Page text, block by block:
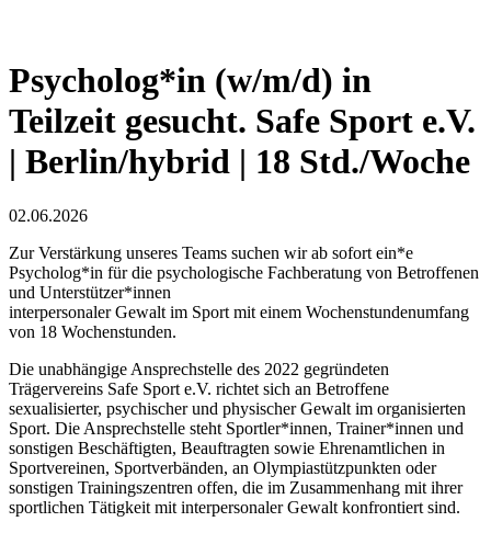
Psycholog*in (w/m/d) in
Teilzeit gesucht. Safe Sport e.V.
| Berlin/hybrid | 18 Std./Woche
02.06.2026
Zur Verstärkung unseres Teams suchen wir ab sofort ein*e
Psycholog*in für die psychologische Fachberatung von Betroffenen
und Unterstützer*innen
interpersonaler Gewalt im Sport mit einem Wochenstundenumfang
von 18 Wochenstunden.
Die unabhängige Ansprechstelle des 2022 gegründeten
Trägervereins Safe Sport e.V. richtet sich an Betroffene
sexualisierter, psychischer und physischer Gewalt im organisierten
Sport. Die Ansprechstelle steht Sportler*innen, Trainer*innen und
sonstigen Beschäftigten, Beauftragten sowie Ehrenamtlichen in
Sportvereinen, Sportverbänden, an Olympiastützpunkten oder
sonstigen Trainingszentren offen, die im Zusammenhang mit ihrer
sportlichen Tätigkeit mit interpersonaler Gewalt konfrontiert sind.